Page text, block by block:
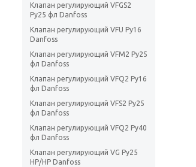
Клапан регулирующий VFGS2
Ру25 фл Danfoss
Клапан регулирующий VFU Ру16
Danfoss
Клапан регулирующий VFM2 Ру25
фл Danfoss
Клапан регулирующий VFQ2 Ру16
фл Danfoss
Клапан регулирующий VFS2 Ру25
фл Danfoss
Клапан регулирующий VFQ2 Ру40
фл Danfoss
Клапан регулирующий VG Ру25
НР/НР Danfoss